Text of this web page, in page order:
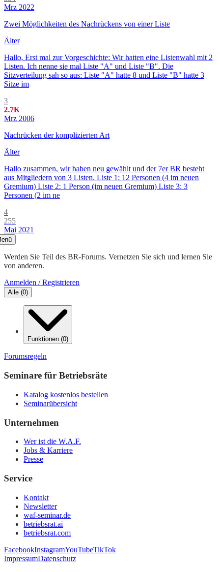
Mrz 2022
Zwei Möglichkeiten des Nachrückens von einer Liste
Älter
Hallo, Erst mal zur Vorgeschichte: Wir hatten eine Listenwahl mit 2
Listen. Ich nenne sie mal Liste "A" und Liste "B". Die
Sitzverteilung sah so aus: Liste "A" hatte 8 und Liste "B" hatte 3
Sitze im
3
2.7K
Mrz 2006
Nachrücken der komplizierten Art
Älter
Hallo zusammen, wir haben neu gewählt und der 7er BR besteht
aus Mitgliedern von 3 Listen. Liste 1: 12 Personen (4 im neuen
Gremium) Liste 2: 1 Person (im neuen Gremium) Liste 3: 3
Personen (2 im ne
4
255
Mai 2021
Werden Sie Teil des BR-Forums. Vernetzen Sie sich und lernen Sie
von anderen.
Anmelden / Registrieren
Alle (0)
Funktionen (0)
Forumsregeln
Seminare für Betriebsräte
Katalog kostenlos bestellen
Seminarübersicht
Unternehmen
Wer ist die W.A.F.
Jobs & Karriere
Presse
Service
Kontakt
Newsletter
waf-seminar.de
betriebsrat.ai
betriebsrat.com
FacebookInstagramYouTubeTikTok
ImpressumDatenschutz